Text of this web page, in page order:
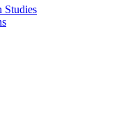
Studies